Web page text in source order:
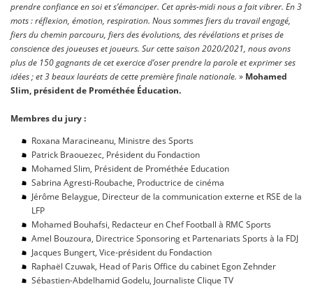
prendre confiance en soi et s’émanciper. Cet après-midi nous a fait vibrer. En 3
mots : réflexion, émotion, respiration. Nous sommes fiers du travail engagé,
fiers du chemin parcouru, fiers des évolutions, des révélations et prises de
conscience des joueuses et joueurs. Sur cette saison 2020/2021, nous avons
plus de 150 gagnants de cet exercice d’oser prendre la parole et exprimer ses
idées ; et 3 beaux lauréats de cette première finale nationale. » Mohamed
Slim, président de Prométhée Éducation.
Membres du jury :
Roxana Maracineanu, Ministre des Sports
Patrick Braouezec, Président du Fondaction
Mohamed Slim, Président de Prométhée Education
Sabrina Agresti-Roubache, Productrice de cinéma
Jérôme Belaygue, Directeur de la communication externe et RSE de la
LFP
Mohamed Bouhafsi, Redacteur en Chef Football à RMC Sports
Amel Bouzoura, Directrice Sponsoring et Partenariats Sports à la FDJ
Jacques Bungert, Vice-président du Fondaction
Raphaël Czuwak, Head of Paris Office du cabinet Egon Zehnder
Sébastien-Abdelhamid Godelu, Journaliste Clique TV